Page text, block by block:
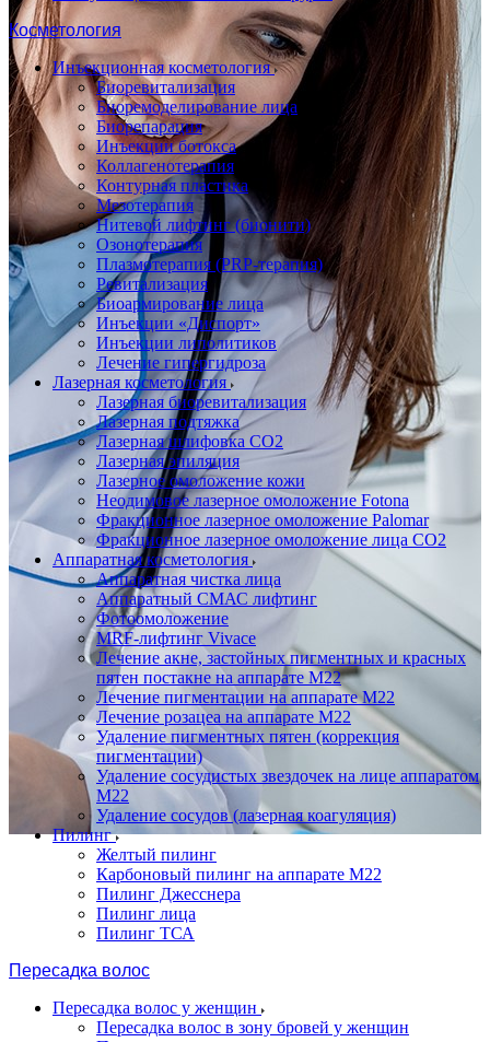
Косметология
Инъекционная косметология
Биоревитализация
Биоремоделирование лица
Биорепарация
Инъекции ботокса
Коллагенотерапия
Контурная пластика
Мезотерапия
Нитевой лифтинг (бионити)
Озонотерапия
Плазмотерапия (PRP-терапия)
Ревитализация
Биоармирование лица
Инъекции «Диспорт»
Инъекции липолитиков
Лечение гипергидроза
Лазерная косметология
Лазерная биоревитализация
Лазерная подтяжка
Лазерная шлифовка CO2
Лазерная эпиляция
Лазерное омоложение кожи
Неодимовое лазерное омоложение Fotona
Фракционное лазерное омоложение Palomar
Фракционное лазерное омоложение лица СО2
Аппаратная косметология
Аппаратная чистка лица
Аппаратный СМАС лифтинг
Фотоомоложение
MRF-лифтинг Vivace
Лечение акне, застойных пигментных и красных
пятен постакне на аппарате М22
Лечение пигментации на аппарате М22
Лечение розацеа на аппарате M22
Удаление пигментных пятен (коррекция
пигментации)
Удаление сосудистых звездочек на лице аппаратом
М22
Удаление сосудов (лазерная коагуляция)
Пилинг
Желтый пилинг
Карбоновый пилинг на аппарате M22
Пилинг Джесснера
Пилинг лица
Пилинг ТСА
Пересадка волос
Пересадка волос у женщин
Пересадка волос в зону бровей у женщин